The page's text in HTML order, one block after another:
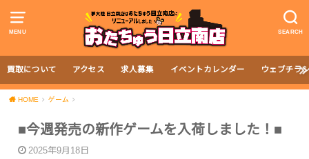
MENU SEARCH
買取について アクセス 求人募集 イベントカレンダー ウェブチラ
HOME ゲーム
■今週発売の新作ゲームを入荷しました！■
2025年9月18日